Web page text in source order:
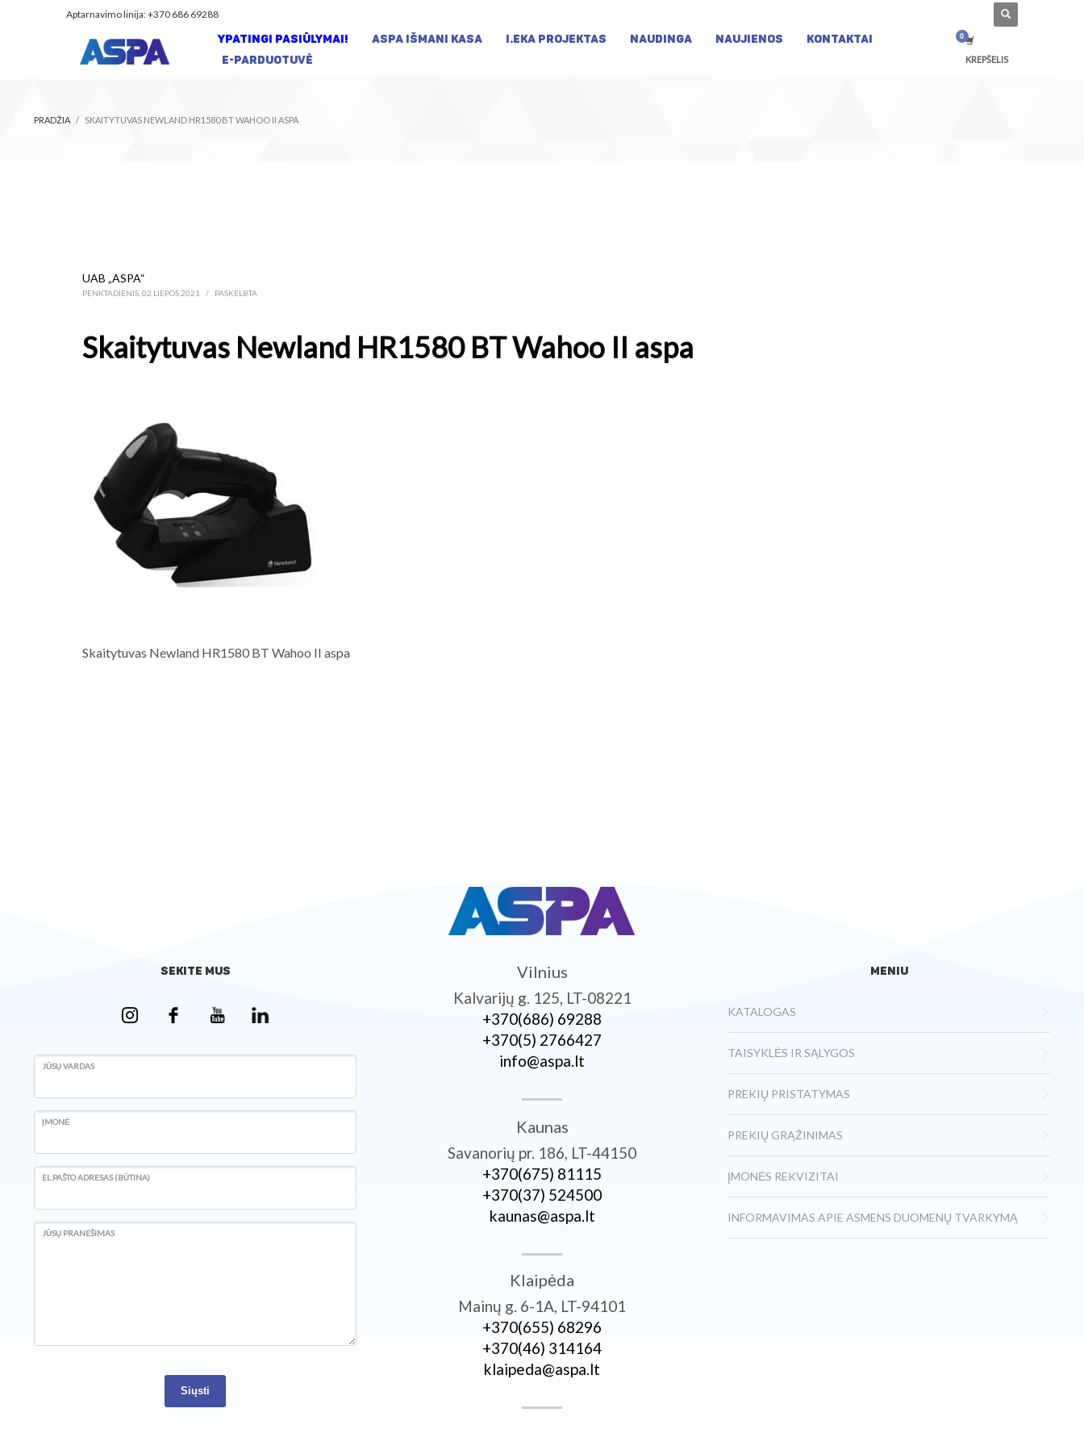
Aptarnavimo linija: +370 686 69288
YPATINGI PASIŪLYMAI! ASPA IŠMANI KASA I.EKA PROJEKTAS NAUDINGA NAUJIENOS
KONTAKTAI
E-PARDUOTUVĖ
KREPŠELIS
PRADŽIA SKAITYTUVAS NEWLAND HR1580 BT WAHOO II ASPA
UAB „ASPA“
PENKTADIENIS, 02 LIEPOS 2021 / PASKELBTA
Skaitytuvas Newland HR1580 BT Wahoo II aspa
Skaitytuvas Newland HR1580 BT Wahoo II aspa
SEKITE MUS
JŪSŲ VARDAS
ĮMONĖ
EL.PAŠTO ADRESAS (BŪTINA)
JŪSŲ PRANEŠIMAS
Siųsti
Vilnius
Kalvarijų g. 125, LT-08221
+370­(686) 69288
+370­(5) 2766427
info@aspa.lt
Kaunas
Savanorių pr. 186, LT-44150
+370­(675) 81115
+370­(37) 524500
kaunas@aspa.lt
Klaipėda
Mainų g. 6-1A, LT-94101
+370­(655) 68296
+370­(46) 314164
klaipeda@aspa.lt
MENIU
KATALOGAS
TAISYKLĖS IR SĄLYGOS
PREKIŲ PRISTATYMAS
PREKIŲ GRĄŽINIMAS
ĮMONĖS REKVIZITAI
INFORMAVIMAS APIE ASMENS DUOMENŲ TVARKYMĄ